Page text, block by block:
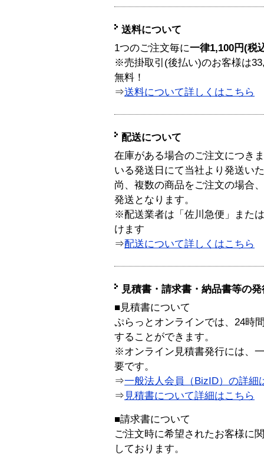
送料について
1つのご注文毎に一律1,100円(税
※売掛取引(後払い)のお客様は
無料！
⇒送料について詳しくはこちら
配送について
在庫がある場合のご注文につき
いる発送日にて当社より発送い
尚、複数の商品をご注文の場合
発送となります。
※配送業者は「佐川急便」また
けます
⇒配送について詳しくはこちら
見積書・請求書・納品書等の
■見積書について
ぷらっとオンラインでは、24時
することができます。
※オンライン見積書発行には、
要です。
⇒一般法人会員（BizID）の詳細
⇒ 見積書について詳細はこちら
■請求書について
ご注文時に希望されたお客様に
しております。